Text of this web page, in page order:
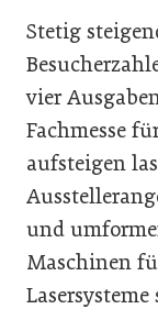
Stetig
vier
Fachmesse
aufsteigen
und
Maschinen